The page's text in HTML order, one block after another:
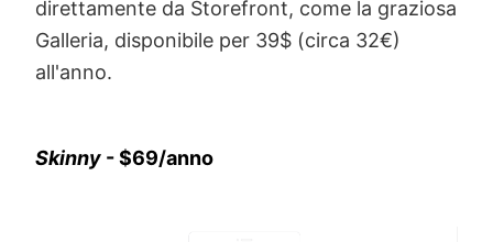
fornisce tutte le categorie utili ai tuoi clienti,
dai nuovi arrivi ai prodotti in vendita. Molto
minimalista, sarà preferibile avere qualche
Wordpress non dimentica i principianti e